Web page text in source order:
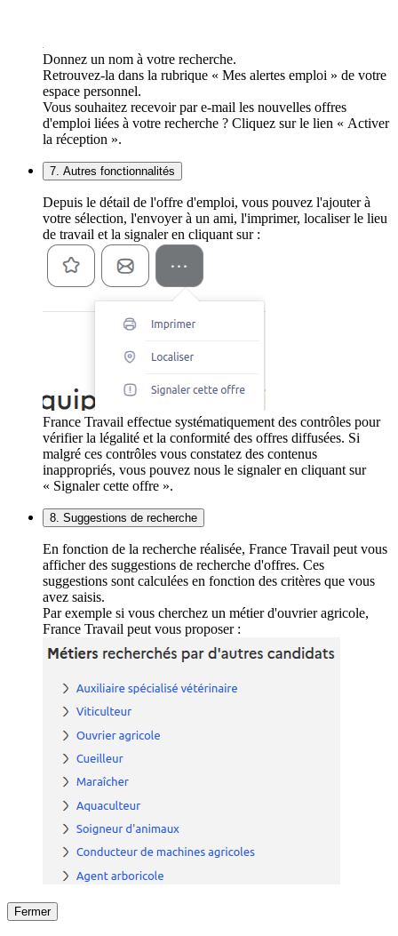
Donnez un nom à votre recherche.
Retrouvez-la dans la rubrique « Mes alertes emploi » de votre
espace personnel.
Vous souhaitez recevoir par e-mail les nouvelles offres
d'emploi liées à votre recherche ? Cliquez sur le lien « Activer
la réception ».
7. Autres fonctionnalités
Depuis le détail de l'offre d'emploi, vous pouvez l'ajouter à
votre sélection, l'envoyer à un ami, l'imprimer, localiser le lieu
de travail et la signaler en cliquant sur :
France Travail effectue systématiquement des contrôles pour
vérifier la légalité et la conformité des offres diffusées. Si
malgré ces contrôles vous constatez des contenus
inappropriés, vous pouvez nous le signaler en cliquant sur
« Signaler cette offre ».
8. Suggestions de recherche
En fonction de la recherche réalisée, France Travail peut vous
afficher des suggestions de recherche d'offres. Ces
suggestions sont calculées en fonction des critères que vous
avez saisis.
Par exemple si vous cherchez un métier d'ouvrier agricole,
France Travail peut vous proposer :
Fermer